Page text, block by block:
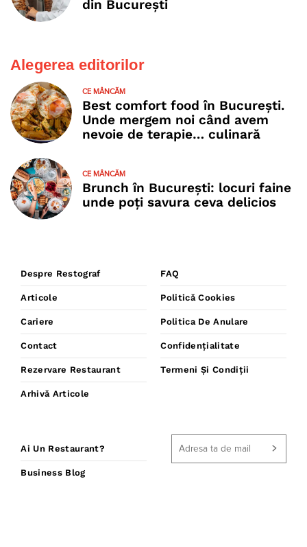
din București
Alegerea editorilor
CE MÂNCĂM
Best comfort food în București.
Unde mergem noi când avem
nevoie de terapie… culinară
CE MÂNCĂM
Brunch în București: locuri faine
unde poţi savura ceva delicios
Despre Restograf
Articole
Cariere
Contact
Rezervare Restaurant
Arhivă Articole
FAQ
Politică Cookies
Politica De Anulare
Confidențialitate
Termeni Și Condiții
Ai Un Restaurant?
Business Blog